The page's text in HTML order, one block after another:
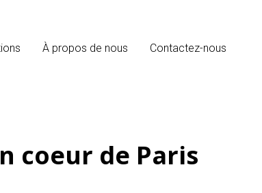
À propos de nous Contactez-nous
coeur de Paris